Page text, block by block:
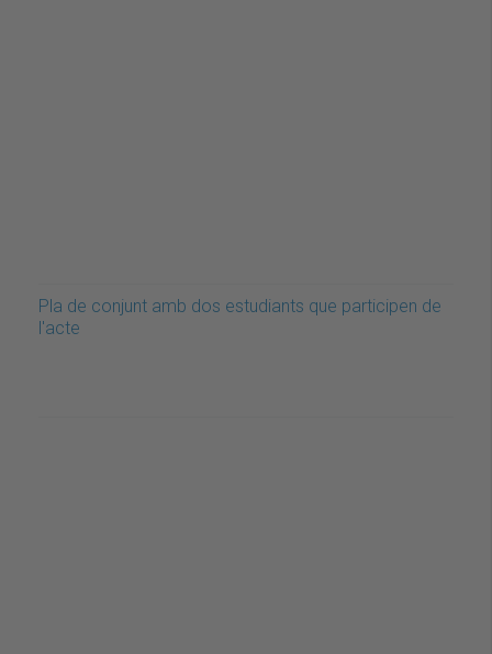
Pla de conjunt amb dos estudiants que participen de
l'acte